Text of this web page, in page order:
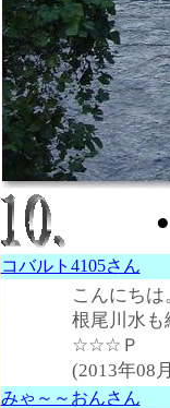
コバルト4105さん
こんにちは
根尾川水も
☆☆☆Ｐ
(2013年08
みゃ～～おんさん